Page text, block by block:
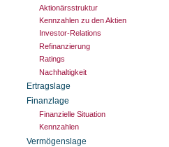
Aktionärsstruktur
Kennzahlen zu den Aktien
Investor-Relations
Refinanzierung
Ratings
Nachhaltigkeit
Ertragslage
Finanzlage
Finanzielle Situation
Kennzahlen
Vermögenslage